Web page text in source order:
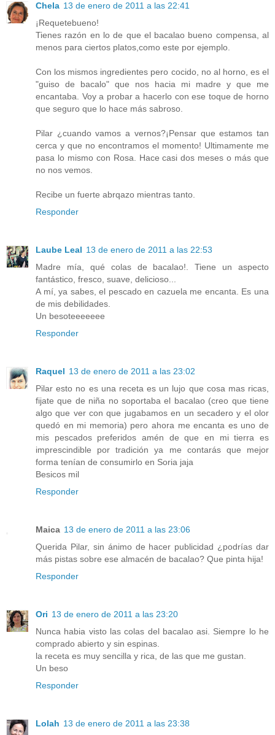
Chela 13 de enero de 2011 a las 22:41
¡Requetebueno!
Tienes razón en lo de que el bacalao bueno compensa, al
menos para ciertos platos,como este por ejemplo.
Con los mismos ingredientes pero cocido, no al horno, es el
"guiso de bacalo" que nos hacia mi madre y que me
encantaba. Voy a probar a hacerlo con ese toque de horno
que seguro que lo hace más sabroso.
Pilar ¿cuando vamos a vernos?¡Pensar que estamos tan
cerca y que no encontramos el momento! Ultimamente me
pasa lo mismo con Rosa. Hace casi dos meses o más que
no nos vemos.
Recibe un fuerte abrqazo mientras tanto.
Responder
Laube Leal 13 de enero de 2011 a las 22:53
Madre mía, qué colas de bacalao!. Tiene un aspecto
fantástico, fresco, suave, delicioso...
A mí, ya sabes, el pescado en cazuela me encanta. Es una
de mis debilidades.
Un besoteeeeeee
Responder
Raquel 13 de enero de 2011 a las 23:02
Pilar esto no es una receta es un lujo que cosa mas ricas,
fijate que de niña no soportaba el bacalao (creo que tiene
algo que ver con que jugabamos en un secadero y el olor
quedó en mi memoria) pero ahora me encanta es uno de
mis pescados preferidos amén de que en mi tierra es
imprescindible por tradición ya me contarás que mejor
forma tenían de consumirlo en Soria jaja
Besicos mil
Responder
Maica 13 de enero de 2011 a las 23:06
Querida Pilar, sin ánimo de hacer publicidad ¿podrías dar
más pistas sobre ese almacén de bacalao? Que pinta hija!
Responder
Ori 13 de enero de 2011 a las 23:20
Nunca habia visto las colas del bacalao asi. Siempre lo he
comprado abierto y sin espinas.
la receta es muy sencilla y rica, de las que me gustan.
Un beso
Responder
Lolah 13 de enero de 2011 a las 23:38